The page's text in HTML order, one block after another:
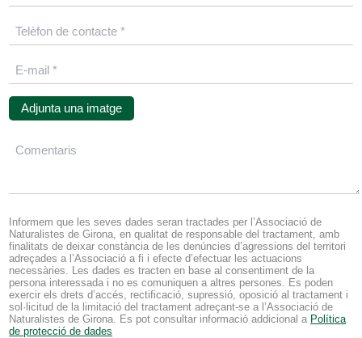
Adjunta una imatge
Informem que les seves dades seran tractades per l’Associació de
Naturalistes de Girona, en qualitat de responsable del tractament, amb
finalitats de deixar constància de les denúncies d’agressions del territori
adreçades a l’Associació a fi i efecte d’efectuar les actuacions
necessàries. Les dades es tracten en base al consentiment de la
persona interessada i no es comuniquen a altres persones. Es poden
exercir els drets d’accés, rectificació, supressió, oposició al tractament i
sol·licitud de la limitació del tractament adreçant-se a l’Associació de
Naturalistes de Girona. Es pot consultar informació addicional a Política
de protecció de dades